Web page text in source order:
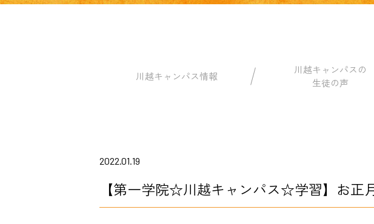
川越キャンパス情報
川越キャンパスの
生徒の声
2022.01.19
【第一学院☆川越キャンパス☆学習】お正